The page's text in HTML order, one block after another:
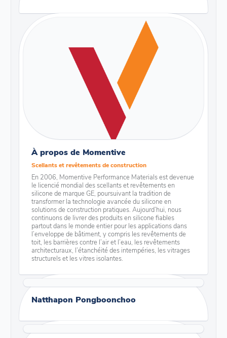
À propos de Momentive
Scellants et revêtements de construction
En 2006, Momentive Performance Materials est devenue
le licencié mondial des scellants et revêtements en
silicone de marque GE, poursuivant la tradition de
transformer la technologie avancée du silicone en
solutions de construction pratiques. Aujourd’hui, nous
continuons de livrer des produits en silicone fiables
partout dans le monde entier pour les applications dans
l’enveloppe de bâtiment, y compris les revêtements de
toit, les barrières contre l’air et l’eau, les revêtements
architecturaux, l’étanchéité des intempéries, les vitrages
structurels et les vitres isolantes.
Natthapon Pongboonchoo